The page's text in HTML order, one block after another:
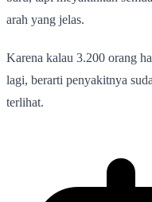
arah yang jelas.
Karena kalau 3.200 orang
lagi, berarti penyakitnya
terlihat.